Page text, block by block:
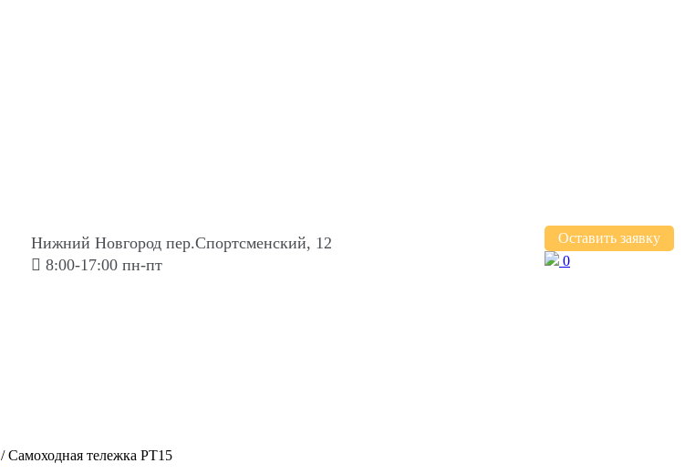
Нижний Новгород пер.Спортсменский, 12
8:00-17:00 пн-пт
Оставить заявку
0
/ Самоходная тележка PT15